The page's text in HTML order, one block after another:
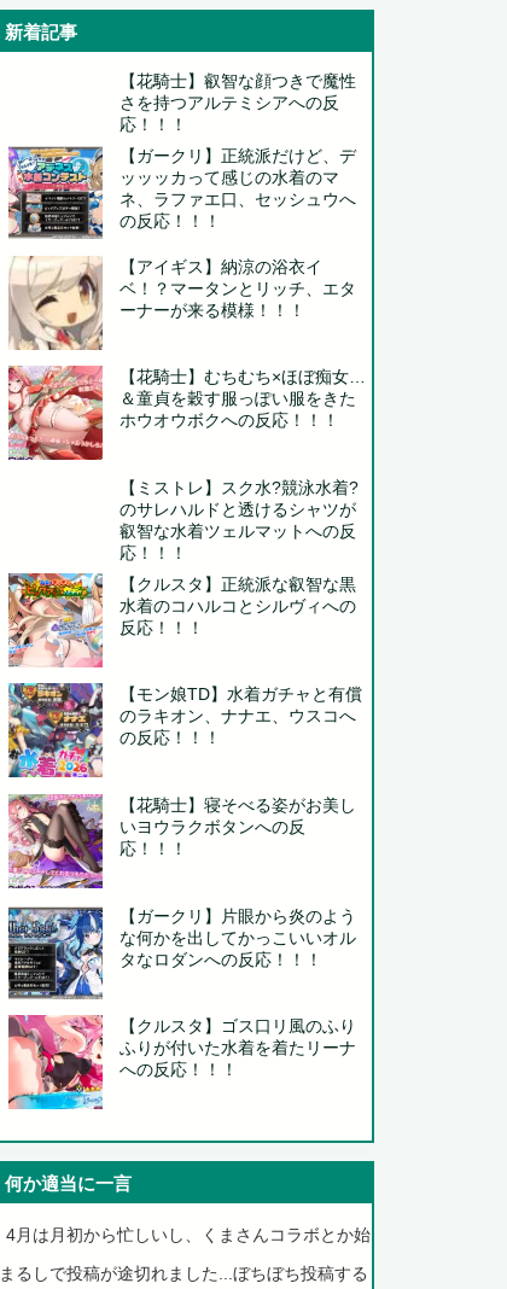
新着記事
【花騎士】叡智な顔つきで魔性
さを持つアルテミシアへの反
応！！！
【ガークリ】正統派だけど、デ
ッッッカって感じの水着のマ
ネ、ラファエ口、セッシュウへ
の反応！！！
【アイギス】納涼の浴衣イ
ベ！？マータンとリッチ、エタ
ーナーが来る模様！！！
【花騎士】むちむち×ほぼ痴女…
＆童貞を穀す服っぽい服をきた
ホウオウボクへの反応！！！
【ミストレ】スク水?競泳水着?
のサレハルドと透けるシャツが
叡智な水着ツェルマットへの反
応！！！
【クルスタ】正統派な叡智な黒
水着のコハルコとシルヴィへの
反応！！！
【モン娘TD】水着ガチャと有償
のラキオン、ナナエ、ウスコへ
の反応！！！
【花騎士】寝そべる姿がお美し
いヨウラクボタンへの反
応！！！
【ガークリ】片眼から炎のよう
な何かを出してかっこいいオル
タなロダンへの反応！！！
【クルスタ】ゴス口リ風のふり
ふりが付いた水着を着たリーナ
への反応！！！
何か適当に一言
4月は月初から忙しいし、くまさんコラボとか始
まるしで投稿が途切れました...ぼちぼち投稿する